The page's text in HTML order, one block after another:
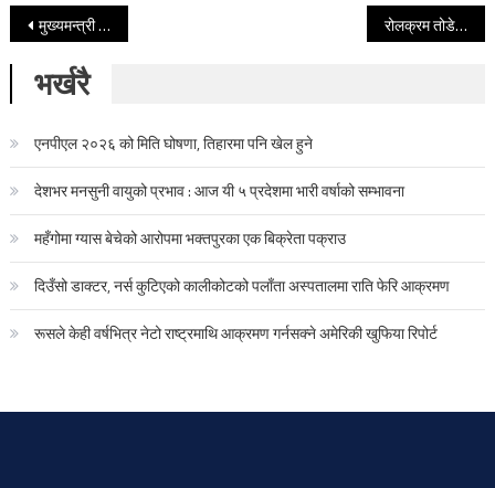
Post navigation
मुख्यमन्त्री यादवले निजी सचिवालयमा १० जना राखेपछि कर्मचारीले रोकिदिए तलब रोलक्रम तोडेर सर्वोच्च अदालतको प्रधान न्यायाधीशमा डा‍. मनोजकुमार शर्मा सिफारिस
भर्खरै
एनपीएल २०२६ को मिति घोषणा, तिहारमा पनि खेल हुने
देशभर मनसुनी वायुको प्रभाव : आज यी ५ प्रदेशमा भारी वर्षाको सम्भावना
महँगोमा ग्यास बेचेको आरोपमा भक्तपुरका एक बिक्रेता पक्राउ
दिउँसो डाक्टर, नर्स कुटिएको कालीकोटको पलाँता अस्पतालमा राति फेरि आक्रमण
रूसले केही वर्षभित्र नेटो राष्ट्रमाथि आक्रमण गर्नसक्ने अमेरिकी खुफिया रिपोर्ट